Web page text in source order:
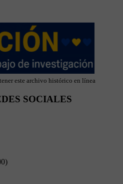
este archivo histórico en línea
SOCIALES